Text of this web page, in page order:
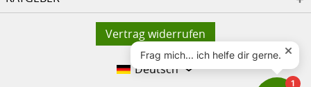
Vertrag widerrufen
Deutsch